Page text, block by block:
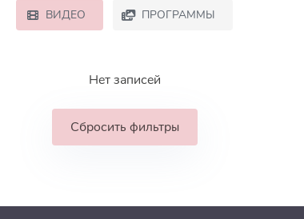
ВИДЕО ПРОГРАММЫ
Нет записей
Сбросить фильтры